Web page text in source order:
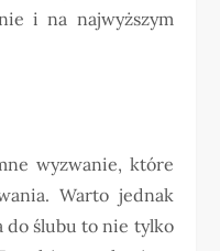
i na najwyższym
wyzwanie, które
Warto jednak
do ślubu to nie tylko